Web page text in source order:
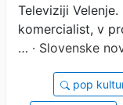
Televiziji
komercialist, v
… · Slovenske
pop